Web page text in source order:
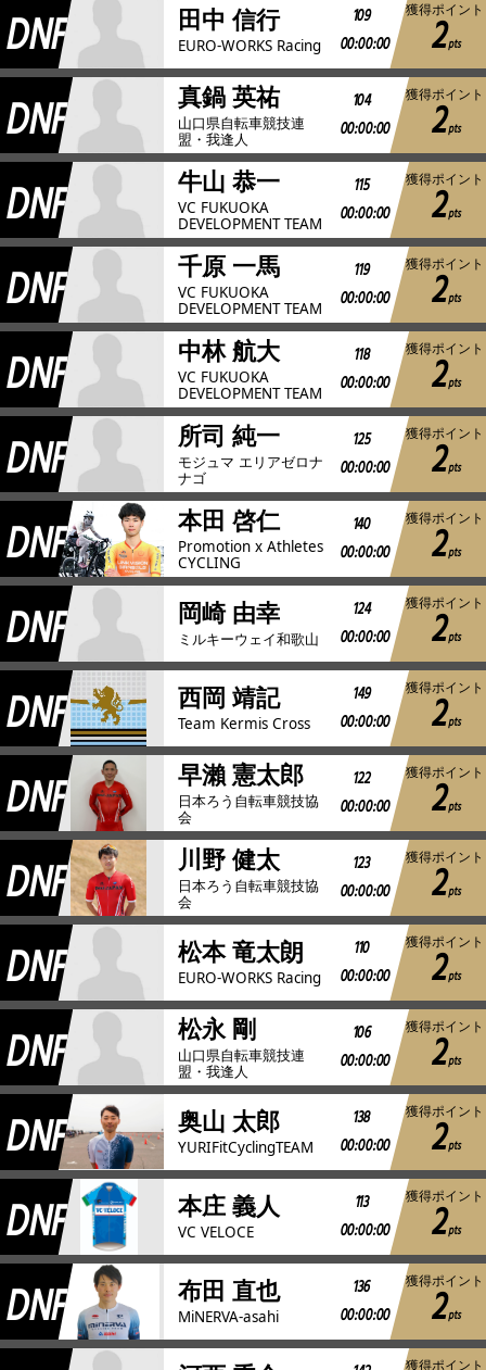
DNF 田中 信行
EURO-WORKS Racing
109
00:00:00
獲得ポイント
2pts
DNF 真鍋 英祐
山口県自転車競技連
盟・我逢人
104
00:00:00
獲得ポイント
2pts
DNF 牛山 恭一
VC FUKUOKA
DEVELOPMENT TEAM
115
00:00:00
獲得ポイント
2pts
DNF 千原 一馬
VC FUKUOKA
DEVELOPMENT TEAM
119
00:00:00
獲得ポイント
2pts
DNF 中林 航大
VC FUKUOKA
DEVELOPMENT TEAM
118
00:00:00
獲得ポイント
2pts
DNF 所司 純一
モジュマ エリアゼロナ
ナゴ
125
00:00:00
獲得ポイント
2pts
DNF 本田 啓仁
Promotion x Athletes
CYCLING
140
00:00:00
獲得ポイント
2pts
DNF 岡崎 由幸
ミルキーウェイ和歌山
124
00:00:00
獲得ポイント
2pts
DNF 西岡 靖記
Team Kermis Cross
149
00:00:00
獲得ポイント
2pts
DNF 早瀨 憲太郎
日本ろう自転車競技協
会
122
00:00:00
獲得ポイント
2pts
DNF 川野 健太
日本ろう自転車競技協
会
123
00:00:00
獲得ポイント
2pts
DNF 松本 竜太朗
EURO-WORKS Racing
110
00:00:00
獲得ポイント
2pts
DNF 松永 剛
山口県自転車競技連
盟・我逢人
106
00:00:00
獲得ポイント
2pts
DNF 奥山 太郎
YURIFitCyclingTEAM
138
00:00:00
獲得ポイント
2pts
DNF 本庄 義人
VC VELOCE
113
00:00:00
獲得ポイント
2pts
DNF 布田 直也
MiNERVA-asahi
136
00:00:00
獲得ポイント
2pts
獲得ポイント